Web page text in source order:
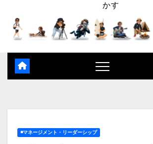
かす
◾️マネージメント・リーダーシップ